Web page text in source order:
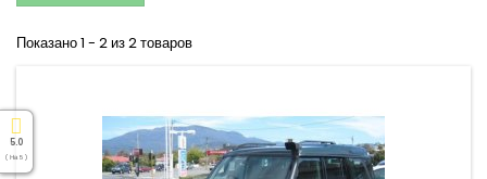
Показано 1 - 2 из 2 товаров
5.0
( На 5 )